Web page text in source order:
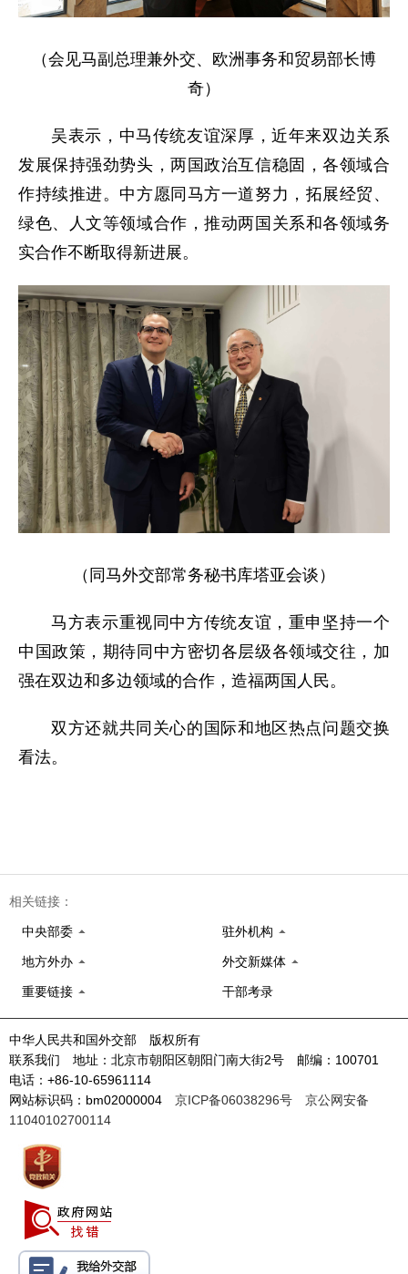
（会见马副总理兼外交、欧洲事务和贸易部长博
奇）
吴表示，中马传统友谊深厚，近年来双边关系
发展保持强劲势头，两国政治互信稳固，各领域合
作持续推进。中方愿同马方一道努力，拓展经贸、
绿色、人文等领域合作，推动两国关系和各领域务
实合作不断取得新进展。
（ 同马外交部常务秘书库塔亚会谈 ）
马方表示重视同中方传统友谊，重申坚持一个
中国政策，期待同中方密切各层级各领域交往，加
强在双边和多边领域的合作，造福两国人民。
双方还就共同关心的国际和地区热点问题交换
看法。
相关链接：
中央部委 驻外机构
地方外办 外交新媒体
重要链接 干部考录
中华人民共和国外交部 版权所有
联系我们 地址：北京市朝阳区朝阳门南大街2号 邮编：100701
电话：+86-10-65961114
网站标识码：bm02000004 京ICP备06038296号
京公网安备
11040102700114